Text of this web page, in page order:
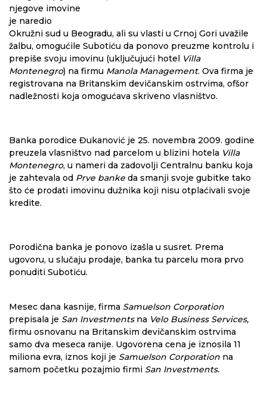
njegove imovine
je naredio
Okružni sud u Beogradu, ali su vlasti u Crnoj Gori uvažile
žalbu, omogućile Subotiću da ponovo preuzme kontrolu i
prepiše svoju imovinu (uključujući hotel Villa
Montenegro) na firmu Manola Management. Ova firma je
registrovana na Britanskim devičanskim ostrvima, ofšor
nadležnosti koja omogućava skriveno vlasništvo.
Banka porodice Đukanović je 25. novembra 2009. godine
preuzela vlasništvo nad parcelom u blizini hotela Villa
Montenegro, u nameri da zadovolji Centralnu banku koja
je zahtevala od Prve banke da smanji svoje gubitke tako
što će prodati imovinu dužnika koji nisu otplaćivali svoje
kredite.
Porodična banka je ponovo izašla u susret. Prema
ugovoru, u slučaju prodaje, banka tu parcelu mora prvo
ponuditi Subotiću.
Mesec dana kasnije, firma Samuelson Corporation
prepisala je San Investmentsna Velo Business Services,
firmu osnovanu na Britanskim devičanskim ostrvima
samo dva meseca ranije. Ugovorena cena je iznosila 11
miliona evra, iznos koji je Samuelson Corporation na
samom početku pozajmio firmi San Investments.